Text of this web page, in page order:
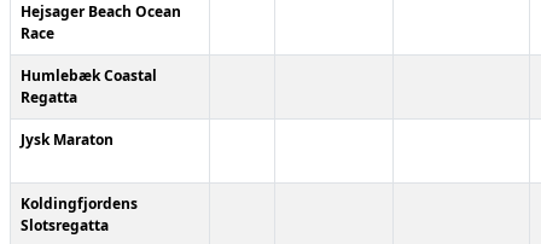
Hejsager Beach Ocean
Race
Humlebæk Coastal
Regatta
Jysk Maraton
Koldingfjordens
Slotsregatta